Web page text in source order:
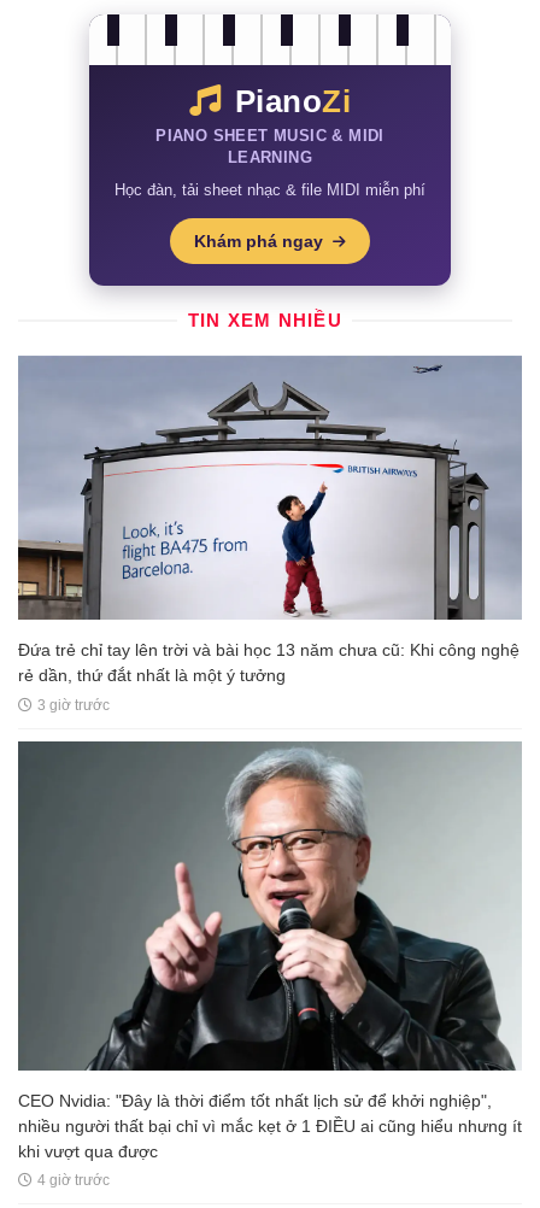
PianoZi
PIANO SHEET MUSIC & MIDI
LEARNING
Học đàn, tải sheet nhạc & file MIDI miễn phí
Khám phá ngay
TIN XEM NHIỀU
Đứa trẻ chỉ tay lên trời và bài học 13 năm chưa cũ: Khi công nghệ
rẻ dần, thứ đắt nhất là một ý tưởng
3 giờ trước
CEO Nvidia: "Đây là thời điểm tốt nhất lịch sử để khởi nghiệp",
nhiều người thất bại chỉ vì mắc kẹt ở 1 ĐIỀU ai cũng hiểu nhưng ít
khi vượt qua được
4 giờ trước